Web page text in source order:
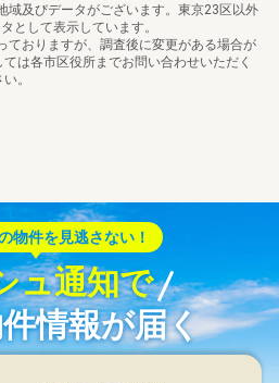
域及びデータがございます。東京23区以外
として表示しています。
ておりますが、調査後に変更がある場合が
は各市区役所までお問い合わせいただく
。
物件を見逃さない！
ュ通知で
情報が届く